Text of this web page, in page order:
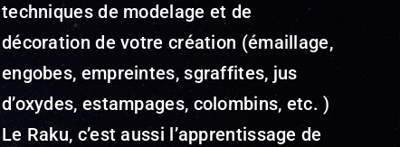
techniques de modelage et de
décoration de votre création (émaillage,
engobes, empreintes, sgraffites, jus
d’oxydes, estampages, colombins, etc. )
Le Raku, c’est aussi l’apprentissage de